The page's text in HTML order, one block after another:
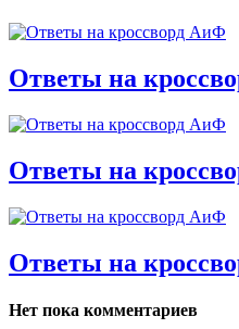
Ответы на
Ответы на
Ответы на
Нет пока комментариев